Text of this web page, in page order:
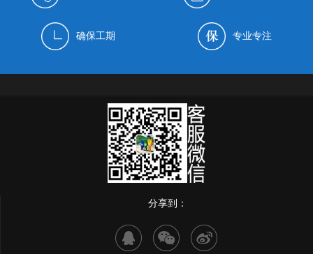
确保工期 专业专注
分享到：